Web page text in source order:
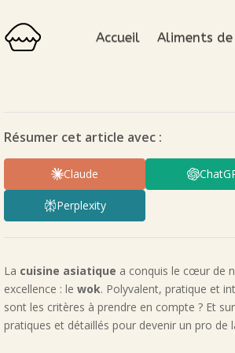
Accueil Aliments
Résumer cet article avec :
Claude
Perplexity
La cuisine asiatique a conquis le cœur de
excellence : lewok. Polyvalent, pratique et
sont les critères à prendre en compte ? Et
pratiques et détaillés pour devenir un pro de